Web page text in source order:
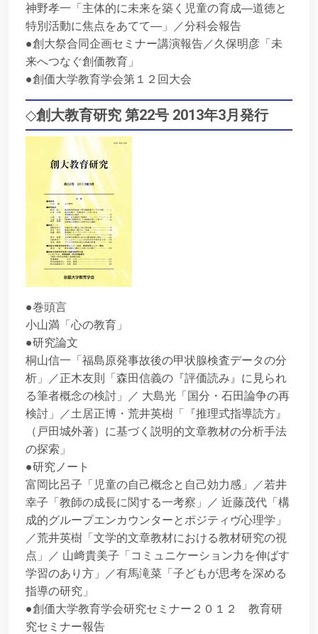
神野孝一「主体的に未来を築く児童の育成―道徳と
特別活動に焦点をあてて―」／分科会報告
●創大祭合同企画セミナー講演報告／久保明彦「未
来へつなぐ創価教育」
●創価大学教育学会第１２回大会
◇創大教育研究 第22号 2013年3月発行
●巻頭言
小山満「心の教育」
●研究論文
桐山信一「福島原発事故後の甲状腺検査データの分
析」／正木友則「森田信義の『評価読み』に見られ
る筆者概念の検討」／ 大島光「国分・石田論争の再
検討」／土居正博・荒井英樹「『推理式指導読方』
（戸田城外著）に基づく説明的文章教材の分析手法
の探索」
●研究ノート
富岡比呂子「児童の自己概念と自己効力感」／若井
幸子「教師の成長に関する一考察」／ 近藤茂代「構
成的グループエンカウンターとポジティヴ心理学」
／荒井英樹「文学的文章教材における教材研究の視
点」／ 山﨑貴美子「コミュニケーション力を伸ばす
学習のあり方」／有馬滝菜「子どもが思考を深める
指導の研究」
●創価大学教育学会研究セミナー２０１２ 教育研
究セミナー報告